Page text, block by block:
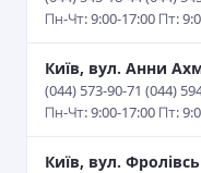
Пн-Чт: 9:00-17:00 Пт:
Київ, вул. Анни
(044) 573-90-71 (044)
Пн-Чт: 9:00-17:00 Пт:
Київ, вул.